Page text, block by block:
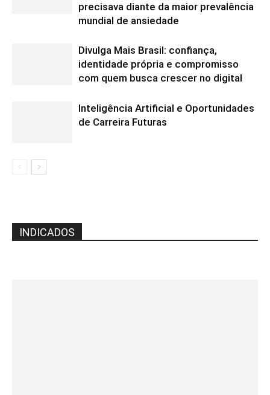
precisava diante da maior prevalência
mundial de ansiedade
Divulga Mais Brasil: confiança,
identidade própria e compromisso
com quem busca crescer no digital
Inteligência Artificial e Oportunidades
de Carreira Futuras
INDICADOS